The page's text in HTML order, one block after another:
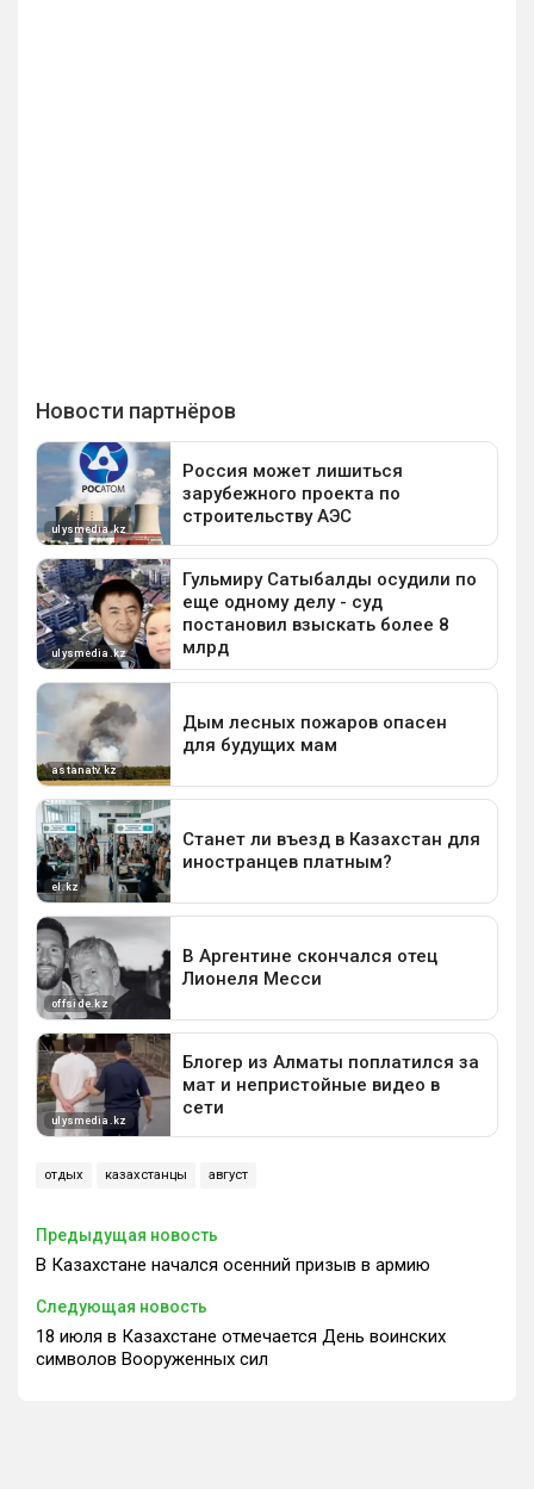
отдых казахстанцы август
Предыдущая новость
В Казахстане начался осенний призыв в армию
Следующая новость
18 июля в Казахстане отмечается День воинских
символов Вооруженных сил